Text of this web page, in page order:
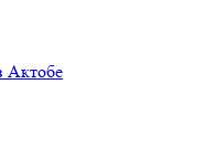
Актобе